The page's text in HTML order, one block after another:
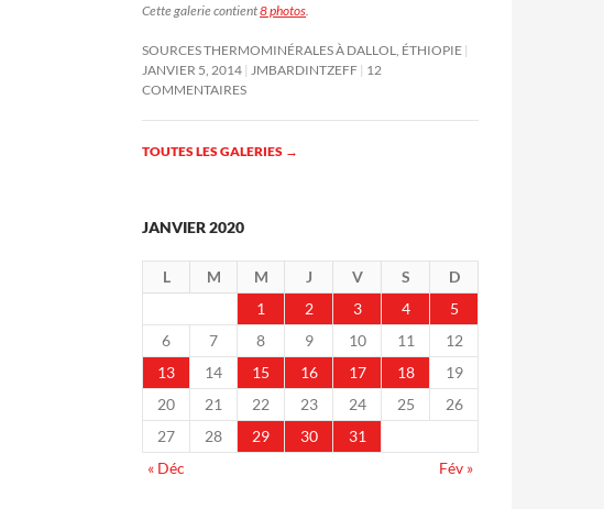
Cette galerie contient8 photos
SOURCES THERMOMINÉRALES À DALLOL, ÉTHIOPIE
JANVIER 5, 2014
JMBARDINTZEFF 12
COMMENTAIRES
TOUTES LES GALERIES →
JANVIER 2020
L M M J V S
D
1
2 3 4
5
6
7 8 9 10 11
12
13
14 15 16 17 18
19
20
21 22 23 24 25
26
27
28 29 30
31
« Déc
Fév »